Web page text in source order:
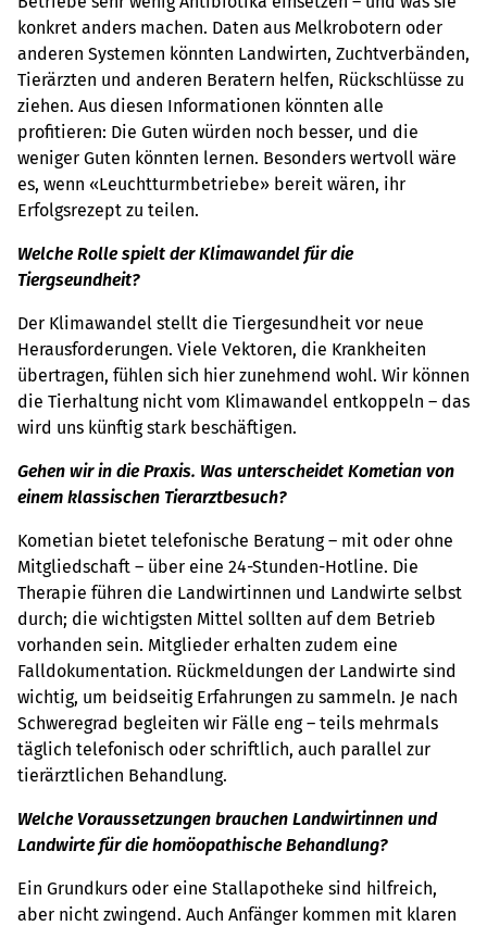
konkret anders machen. Daten aus Melkrobotern oder
anderen Systemen könnten Landwirten, Zuchtverbänden,
Tierärzten und anderen Beratern helfen, Rückschlüsse zu
ziehen. Aus diesen Informationen könnten alle
profitieren: Die Guten würden noch besser, und die
weniger Guten könnten lernen. Besonders wertvoll wäre
es, wenn «Leuchtturmbetriebe» bereit wären, ihr
Erfolgsrezept zu teilen.
Welche Rolle spielt der Klimawandel für die
Tiergseundheit?
Der Klimawandel stellt die Tiergesundheit vor neue
Herausforderungen. Viele Vektoren, die Krankheiten
übertragen, fühlen sich hier zunehmend wohl. Wir können
die Tierhaltung nicht vom Klimawandel entkoppeln – das
wird uns künftig stark beschäftigen.
Gehen wir in die Praxis. Was unterscheidet Kometian von
einem klassischen Tierarztbesuch?
Kometian bietet telefonische Beratung – mit oder ohne
Mitgliedschaft – über eine 24-Stunden-Hotline. Die
Therapie führen die Landwirtinnen und Landwirte selbst
durch; die wichtigsten Mittel sollten auf dem Betrieb
vorhanden sein. Mitglieder erhalten zudem eine
Falldokumentation. Rückmeldungen der Landwirte sind
wichtig, um beidseitig Erfahrungen zu sammeln. Je nach
Schweregrad begleiten wir Fälle eng – teils mehrmals
täglich telefonisch oder schriftlich, auch parallel zur
tierärztlichen Behandlung.
Welche Voraussetzungen brauchen Landwirtinnen und
Landwirte für die homöopathische Behandlung?
Ein Grundkurs oder eine Stallapotheke sind hilfreich,
aber nicht zwingend. Auch Anfänger kommen mit klaren